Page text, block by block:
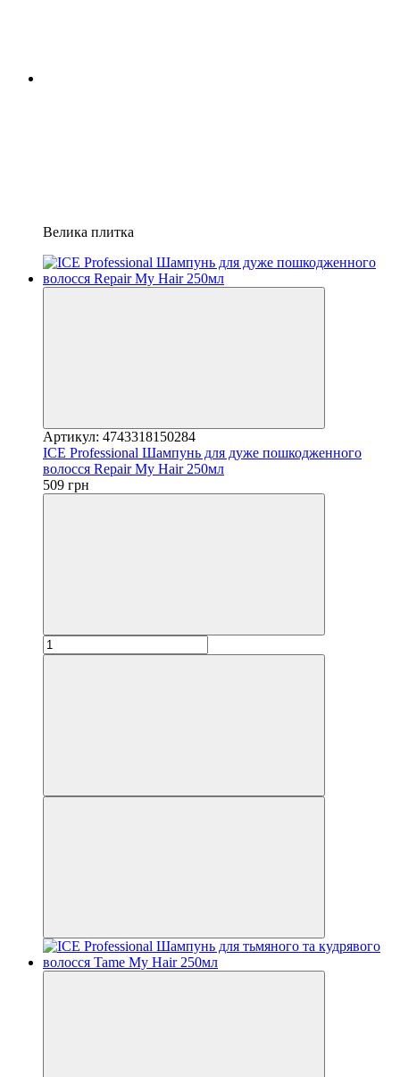
Велика плитка
Артикул: 4743318150284
ICE Professional Шампунь для дуже пошкодженного
волосся Repair My Hair 250мл
509 грн